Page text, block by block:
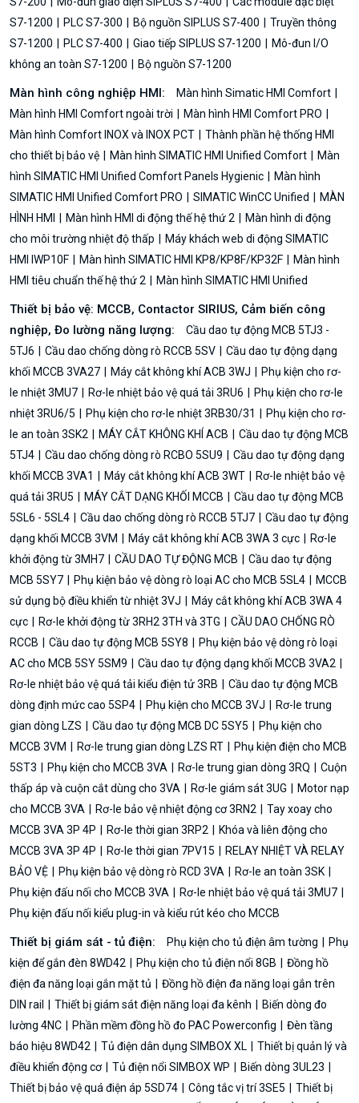
S7-1200
PLC S7-300 Bộ nguồn SIPLUS S7-400
Truyền thông
S7-1200
PLC S7-400 Giao tiếp SIPLUS S7-1200
Mô-đun I/O
không an toàn S7-1200
Bộ nguồn S7-1200
Màn hình công nghiệp HMI:
Màn hình Simatic HMI Comfort
Màn hình HMI Comfort ngoài trời
Màn hình HMI Comfort PRO
Màn hình Comfort INOX và INOX PCT
Thành phần hệ thống HMI
cho thiết bị bảo vệ
Màn hình SIMATIC HMI Unified Comfort
Màn
hình SIMATIC HMI Unified Comfort Panels Hygienic
Màn hình
SIMATIC HMI Unified Comfort PRO
SIMATIC WinCC Unified
MÀN
HÌNH HMI
Màn hình HMI di động thế hệ thứ 2
Màn hình di động
cho môi trường nhiệt độ thấp
Máy khách web di động SIMATIC
HMI IWP10F
Màn hình SIMATIC HMI KP8/KP8F/KP32F
Màn hình
HMI tiêu chuẩn thế hệ thứ 2
Màn hình SIMATIC HMI Unified
Thiết bị bảo vệ: MCCB, Contactor SIRIUS, Cảm biến công
nghiệp, Đo lường năng lượng:
Cầu dao tự động MCB 5TJ3 -
5TJ6
Cầu dao chống dòng rò RCCB 5SV
Cầu dao tự động dạng
khối MCCB 3VA27
Máy cắt không khí ACB 3WJ
Phụ kiện cho rơ-
le nhiệt 3MU7
Rơ-le nhiệt bảo vệ quá tải 3RU6
Phụ kiện cho rơ-le
nhiệt 3RU6/5
Phụ kiện cho rơ-le nhiệt 3RB30/31
Phụ kiện cho rơ-
le an toàn 3SK2
MÁY CẮT KHÔNG KHÍ ACB
Cầu dao tự động MCB
5TJ4
Cầu dao chống dòng rò RCBO 5SU9
Cầu dao tự động dạng
khối MCCB 3VA1
Máy cắt không khí ACB 3WT
Rơ-le nhiệt bảo vệ
quá tải 3RU5
MÁY CẮT DẠNG KHỐI MCCB
Cầu dao tự động MCB
5SL6 - 5SL4
Cầu dao chống dòng rò RCCB 5TJ7
Cầu dao tự động
dạng khối MCCB 3VM
Máy cắt không khí ACB 3WA 3 cực
Rơ-le
khởi động từ 3MH7
CẦU DAO TỰ ĐỘNG MCB
Cầu dao tự động
MCB 5SY7
Phụ kiện bảo vệ dòng rò loại AC cho MCB 5SL4
MCCB
sử dụng bộ điều khiển từ nhiệt 3VJ
Máy cắt không khí ACB 3WA 4
cực
Rơ-le khởi động từ 3RH2 3TH và 3TG
CẦU DAO CHỐNG RÒ
RCCB
Cầu dao tự động MCB 5SY8
Phụ kiện bảo vệ dòng rò loại
AC cho MCB 5SY 5SM9
Cầu dao tự động dạng khối MCCB 3VA2
Rơ-le nhiệt bảo vệ quá tải kiểu điện tử 3RB
Cầu dao tự động MCB
dòng định mức cao 5SP4
Phụ kiện cho MCCB 3VJ
Rơ-le trung
gian dòng LZS
Cầu dao tự động MCB DC 5SY5
Phụ kiện cho
MCCB 3VM
Rơ-le trung gian dòng LZS RT
Phụ kiện điện cho MCB
5ST3
Phụ kiện cho MCCB 3VA Rơ-le trung gian dòng 3RQ
Cuộn
thấp áp và cuộn cắt dùng cho 3VA
Rơ-le giám sát 3UG
Motor nạp
cho MCCB 3VA
Rơ-le bảo vệ nhiệt động cơ 3RN2
Tay xoay cho
MCCB 3VA 3P 4P
Rơ-le thời gian 3RP2
Khóa và liên động cho
MCCB 3VA 3P 4P
Rơ-le thời gian 7PV15
RELAY NHIỆT VÀ RELAY
BẢO VỆ
Phụ kiện bảo vệ dòng rò RCD 3VA
Rơ-le an toàn 3SK
Phụ kiện đấu nối cho MCCB 3VA
Rơ-le nhiệt bảo vệ quá tải 3MU7
Phụ kiện đấu nối kiểu plug-in và kiểu rút kéo cho MCCB
Thiết bị giám sát - tủ điện: Phụ kiện cho tủ điện âm tường
Phụ
kiện để gắn đèn 8WD42
Phụ kiện cho tủ điện nổi 8GB
Đồng hồ
điện đa năng loại gắn mặt tủ
Đồng hồ điện đa năng loại gắn trên
DIN rail
Thiết bị giám sát điện năng loại đa kênh
Biến dòng đo
lường 4NC
Phần mềm đồng hồ đo PAC Powerconfig
Đèn tầng
báo hiệu 8WD42
Tủ điện dân dụng SIMBOX XL
Thiết bị quản lý và
điều khiển động cơ
Tủ điện nổi SIMBOX WP
Biến dòng 3UL23
Thiết bị bảo vệ quá điện áp 5SD74
Công tắc vị trí 3SE5
Thiết bị